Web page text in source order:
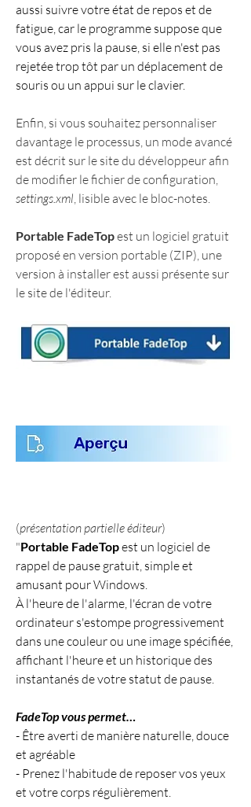
aussi suivre votre état de repos et de
fatigue, car le programme suppose que
vous avez pris la pause, si elle n'est pas
rejetée trop tôt par un déplacement de
souris ou un appui sur le clavier.
Enfin, si vous souhaitez personnaliser
davantage le processus, un mode avancé
est décrit sur le site du développeur afin
settings.xml, lisible avec le bloc-notes.
Portable FadeTop est un logiciel gratuit
proposé en version portable (ZIP), une
version à installer est aussi présente sur
le site de l'éditeur.
(présentation partielle éditeur)
"Portable FadeTop est un logiciel de
rappel de pause gratuit, simple et
amusant pour Windows.
À l'heure de l'alarme, l'écran de votre
ordinateur s'estompe progressivement
dans une couleur ou une image spécifiée,
affichant l'heure et un historique des
instantanés de votre statut de pause.
FadeTop vous permet…
- Être averti de manière naturelle, douce
et agréable
- Prenez l'habitude de reposer vos yeux
et votre corps régulièrement.